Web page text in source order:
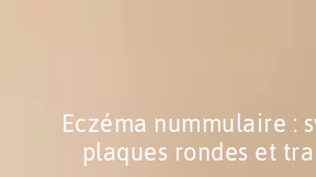
Eczéma nummulaire :
plaques rondes et